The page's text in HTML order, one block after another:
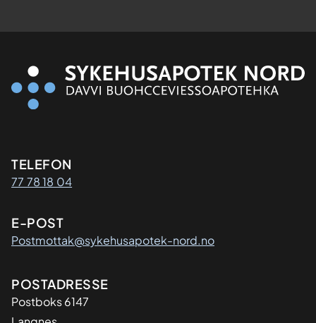
Kontaktinformasjon
TELEFON
77 78 18 04
E-POST
Postmottak@sykehusapotek-nord.no
Adresse
POSTADRESSE
Postboks 6147